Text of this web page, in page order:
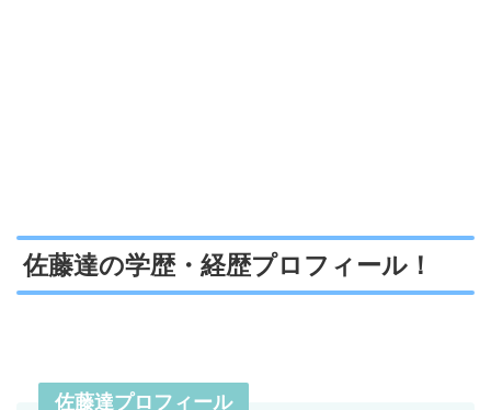
佐藤達の学歴・経歴プロフィール！
佐藤達プロフィール